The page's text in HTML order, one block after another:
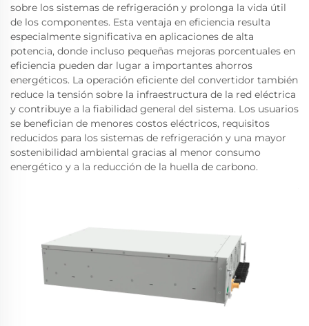
sobre los sistemas de refrigeración y prolonga la vida útil
de los componentes. Esta ventaja en eficiencia resulta
especialmente significativa en aplicaciones de alta
potencia, donde incluso pequeñas mejoras porcentuales en
eficiencia pueden dar lugar a importantes ahorros
energéticos. La operación eficiente del convertidor también
reduce la tensión sobre la infraestructura de la red eléctrica
y contribuye a la fiabilidad general del sistema. Los usuarios
se benefician de menores costos eléctricos, requisitos
reducidos para los sistemas de refrigeración y una mayor
sostenibilidad ambiental gracias al menor consumo
energético y a la reducción de la huella de carbono.